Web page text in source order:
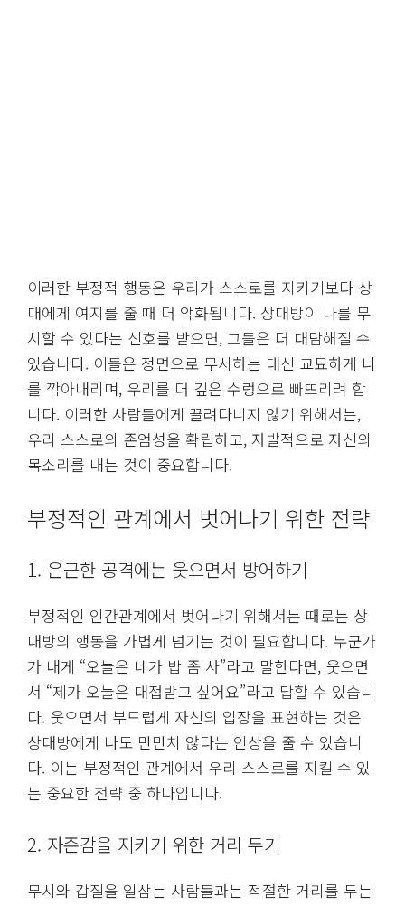
이러한 부정적 행동은 우리가 스스로를 지키기보다 상
대에게 여지를 줄 때 더 악화됩니다. 상대방이 나를 무
시할 수 있다는 신호를 받으면, 그들은 더 대담해질 수
있습니다. 이들은 정면으로 무시하는 대신 교묘하게 나
를 깎아내리며, 우리를 더 깊은 수렁으로 빠뜨리려 합
니다. 이러한 사람들에게 끌려다니지 않기 위해서는,
우리 스스로의 존엄성을 확립하고, 자발적으로 자신의
목소리를 내는 것이 중요합니다.
부정적인 관계에서 벗어나기 위한 전략
1. 은근한 공격에는 웃으면서 방어하기
부정적인 인간관계에서 벗어나기 위해서는 때로는 상
대방의 행동을 가볍게 넘기는 것이 필요합니다. 누군가
가 내게 “오늘은 네가 밥 좀 사”라고 말한다면, 웃으면
서 “제가 오늘은 대접받고 싶어요”라고 답할 수 있습니
다. 웃으면서 부드럽게 자신의 입장을 표현하는 것은
상대방에게 나도 만만치 않다는 인상을 줄 수 있습니
다. 이는 부정적인 관계에서 우리 스스로를 지킬 수 있
는 중요한 전략 중 하나입니다.
2. 자존감을 지키기 위한 거리 두기
무시와 갑질을 일삼는 사람들과는 적절한 거리를 두는